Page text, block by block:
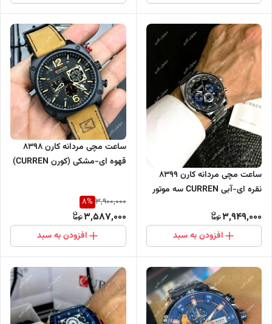
ساعت مچی مردانه کارن 8399
نقره ای-آبی CURREN سه موتور
3,949,000
افزودن به سبد
ساعت مچی مردانه کارن 8398
قهوه ای-مشکی (کورن CURREN)
3,900,000
8%
3,587,000
افزودن به سبد